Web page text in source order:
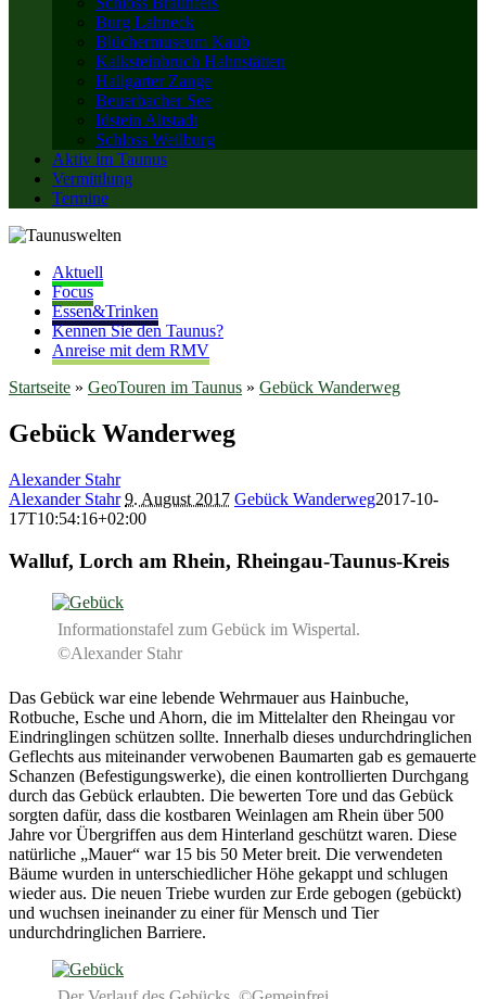
Burg Lahneck
Blüchermuseum Kaub
Kalksteinbruch Hahnstätten
Hallgarter Zange
Beuerbacher See
Idstein Altstadt
Schloss Weilburg
Aktiv im Taunus
Vermittlung
Termine
Aktuell
Focus
Essen&Trinken
Kennen Sie den Taunus?
Anreise mit dem RMV
Startseite » GeoTouren im Taunus » Gebück Wanderweg
Gebück Wanderweg
Alexander Stahr
Alexander Stahr 9. August 2017 Gebück Wanderweg2017-10-
17T10:54:16+02:00
Walluf, Lorch am Rhein, Rheingau-Taunus-Kreis
Informationstafel zum Gebück im Wispertal.
©Alexander Stahr
Das Gebück war eine lebende Wehrmauer aus Hainbuche,
Rotbuche, Esche und Ahorn, die im Mittelalter den Rheingau vor
Eindringlingen schützen sollte. Innerhalb dieses undurchdringlichen
Geflechts aus miteinander verwobenen Baumarten gab es gemauerte
Schanzen (Befestigungswerke), die einen kontrollierten Durchgang
durch das Gebück erlaubten. Die bewerten Tore und das Gebück
sorgten dafür, dass die kostbaren Weinlagen am Rhein über 500
Jahre vor Übergriffen aus dem Hinterland geschützt waren. Diese
natürliche „Mauer“ war 15 bis 50 Meter breit. Die verwendeten
Bäume wurden in unterschiedlicher Höhe gekappt und schlugen
wieder aus. Die neuen Triebe wurden zur Erde gebogen (gebückt)
und wuchsen ineinander zu einer für Mensch und Tier
undurchdringlichen Barriere.